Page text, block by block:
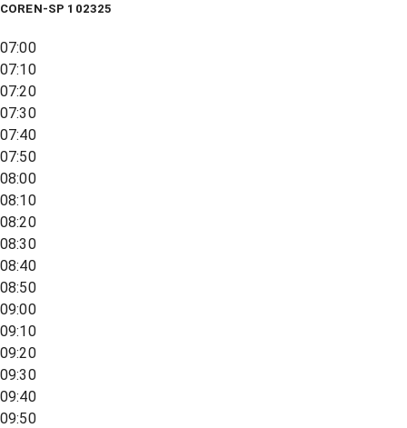
COREN-SP 102325
07:00
07:10
07:20
07:30
07:40
07:50
08:00
08:10
08:20
08:30
08:40
08:50
09:00
09:10
09:20
09:30
09:40
09:50